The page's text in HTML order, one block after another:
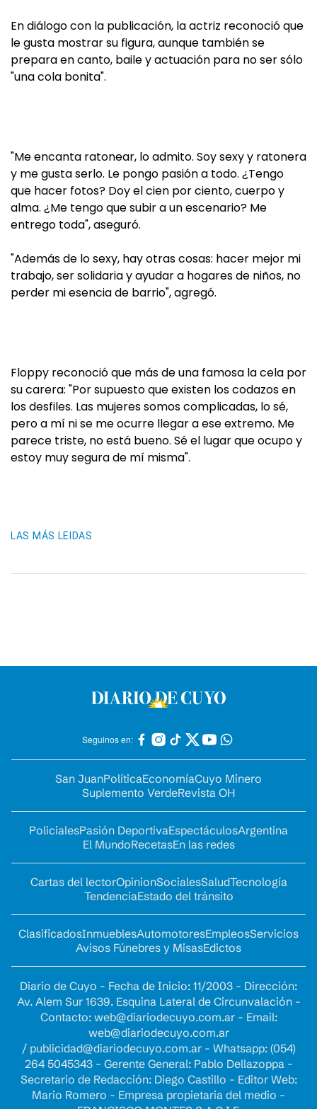
En diálogo con la publicación, la actriz reconoció que
le gusta mostrar su figura, aunque también se
prepara en canto, baile y actuación para no ser sólo
"una cola bonita".
"Me encanta ratonear, lo admito. Soy sexy y ratonera
y me gusta serlo. Le pongo pasión a todo. ¿Tengo
que hacer fotos? Doy el cien por ciento, cuerpo y
alma. ¿Me tengo que subir a un escenario? Me
entrego toda", aseguró.
"Además de lo sexy, hay otras cosas: hacer mejor mi
trabajo, ser solidaria y ayudar a hogares de niños, no
perder mi esencia de barrio", agregó.
Floppy reconoció que más de una famosa la cela por
su carera: "Por supuesto que existen los codazos en
los desfiles. Las mujeres somos complicadas, lo sé,
pero a mí ni se me ocurre llegar a ese extremo. Me
parece triste, no está bueno. Sé el lugar que ocupo y
estoy muy segura de mí misma".
LAS MÁS LEIDAS
Seguinos en:
San JuanPolíticaEconomíaCuyo Minero
Suplemento VerdeRevista OH
PolicialesPasión DeportivaEspectáculosArgentina
El MundoRecetasEn las redes
Cartas del lectorOpinionSocialesSaludTecnología
TendenciaEstado del tránsito
ClasificadosInmueblesAutomotoresEmpleosServicios
Avisos Fúnebres y MisasEdictos
Diario de Cuyo - Fecha de Inicio: 11/2003 - Dirección:
Av. Alem Sur 1639. Esquina Lateral de Circunvalación -
Contacto: web@diariodecuyo.com.ar- Email:
web@diariodecuyo.com.ar
/ publicidad@diariodecuyo.com.ar- Whatsapp: (054)
264 5045343 - Gerente General: Pablo Dellazoppa -
Secretario de Redacción: Diego Castillo - Editor Web:
Mario Romero - Empresa propietaria del medio -